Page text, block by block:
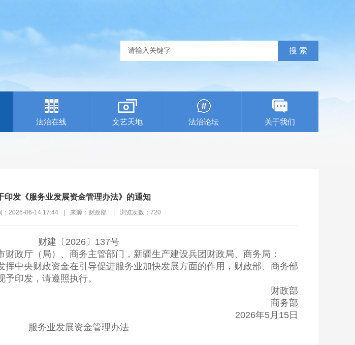
法治在线 文艺天地 法治论坛 关于我们
印发《服务业发展资金管理办法》的通知
：2026-06-14 17:44 来源：财政部 浏览次数： 720
财建〔2026〕137号
厅（局）、商务主管部门，新疆生产建设兵团财政局、商务局：
中央财政资金在引导促进服务业加快发展方面的作用，财政部、商务部
印发，请遵照执行。
财政部
商务部
2026年5月15日
服务业发展资金管理办法